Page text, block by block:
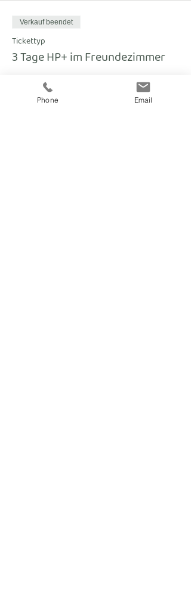
Verkauf beendet
Tickettyp
3 Tage HP+ im Freundezimmer
Mehr Infos
Phone Email